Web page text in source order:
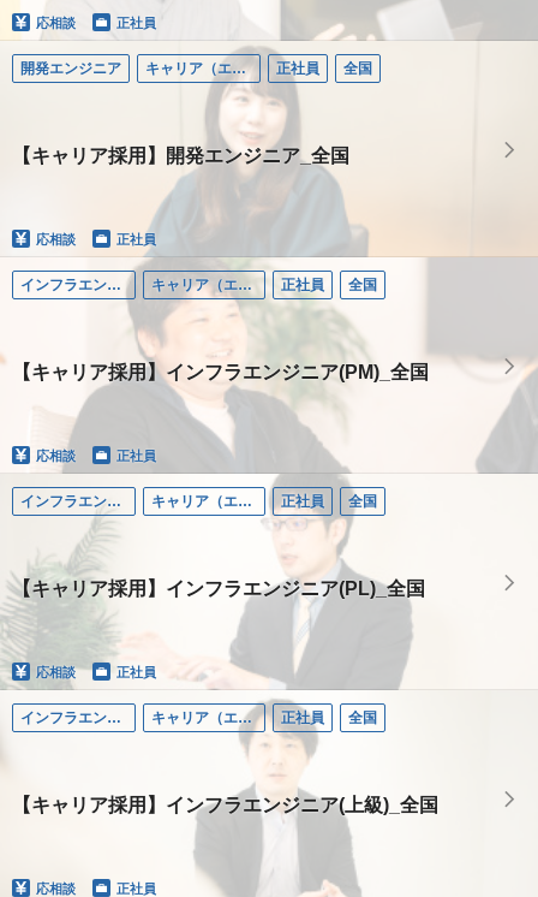
応相談 正社員
開発エンジニア キャリア（エンジニア） 正社員 全国
【キャリア採用】開発エンジニア_全国
応相談 正社員
インフラエンジニア キャリア（エンジニア） 正社員 全国
【キャリア採用】インフラエンジニア(PM)_全国
応相談 正社員
インフラエンジニア キャリア（エンジニア） 正社員 全国
【キャリア採用】インフラエンジニア(PL)_全国
応相談 正社員
インフラエンジニア キャリア（エンジニア） 正社員 全国
【キャリア採用】インフラエンジニア(上級)_全国
応相談 正社員